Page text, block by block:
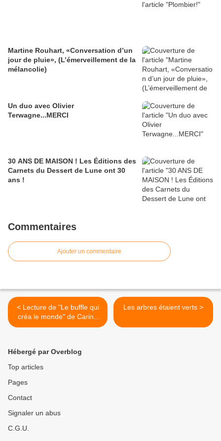
Martine Rouhart, «Conversation d’un
jour de pluie», (L’émerveillement de la
mélancolie)
Un duo avec Olivier
Terwagne...MERCI
30 ANS DE MAISON ! Les Éditions des
Carnets du Dessert de Lune ont 30
ans !
Commentaires
Ajouter un commentaire
< Lecture de "Le buffle qui
créa le monde" de Carino
Bucciarelli
Les arbres étaient verts >
Hébergé par Overblog
Top articles
Pages
Contact
Signaler un abus
C.G.U.